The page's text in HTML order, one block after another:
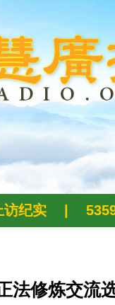
访纪实
法修炼交流